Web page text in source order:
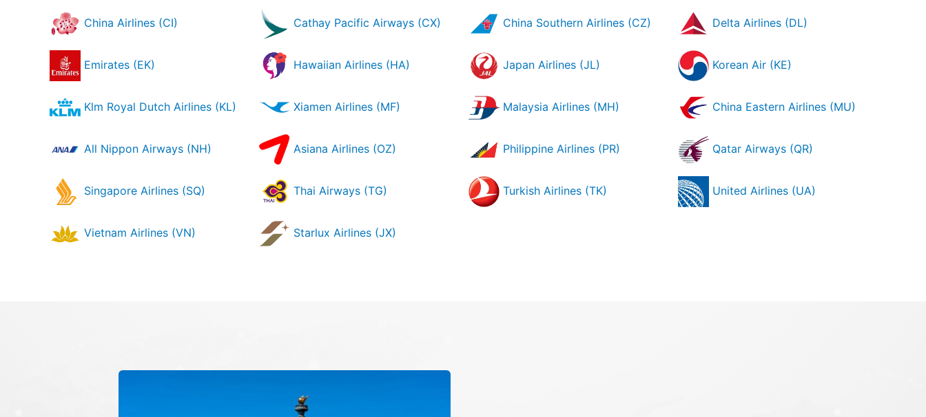
China Airlines (CI) Cathay Pacific Airways (CX) China Southern Airlines (CZ) Delta Airlines (DL)
Emirates (EK) Hawaiian Airlines (HA) Japan Airlines (JL) Korean Air (KE)
Klm Royal Dutch Airlines (KL) Xiamen Airlines (MF) Malaysia Airlines (MH) China Eastern Airlines (MU)
All Nippon Airways (NH) Asiana Airlines (OZ) Philippine Airlines (PR) Qatar Airways (QR)
Singapore Airlines (SQ) Thai Airways (TG) Turkish Airlines (TK) United Airlines (UA)
Vietnam Airlines (VN) Starlux Airlines (JX)